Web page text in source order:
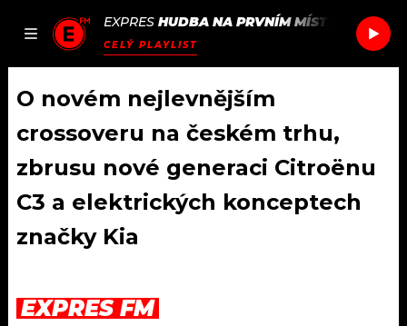
JAK
SEZNAM.CZ
EXPRES HUDBA NA PRVNÍM MÍSTĚ PUBLIC
CELÝ PLAYLIST
DOMŮ
ČLÁNKY
AKTUÁLNĚ
PODCASTY
O novém nejlevnějším
crossoveru na českém trhu,
zbrusu nové generaci Citroënu
C3 a elektrických konceptech
značky Kia
EXPRES FM